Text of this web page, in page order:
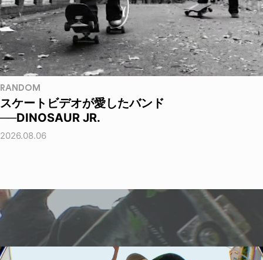
RANDOM
スケートビデオが愛したバンド
──DINOSAUR JR.
2026.08.06